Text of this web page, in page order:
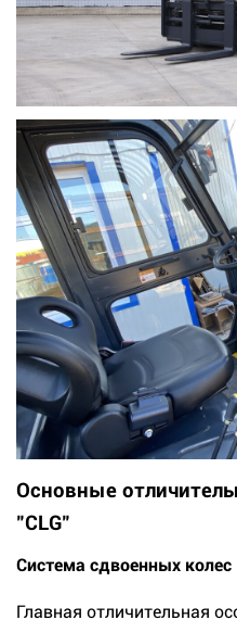
Основные
"CLG"
Система сдвоенных колес
Главная отличительная